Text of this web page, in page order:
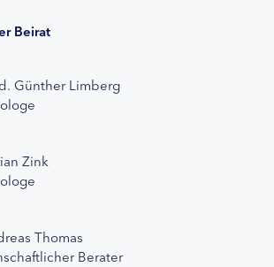
Beirat
Günther Limberg
Zink
Thomas
Berater